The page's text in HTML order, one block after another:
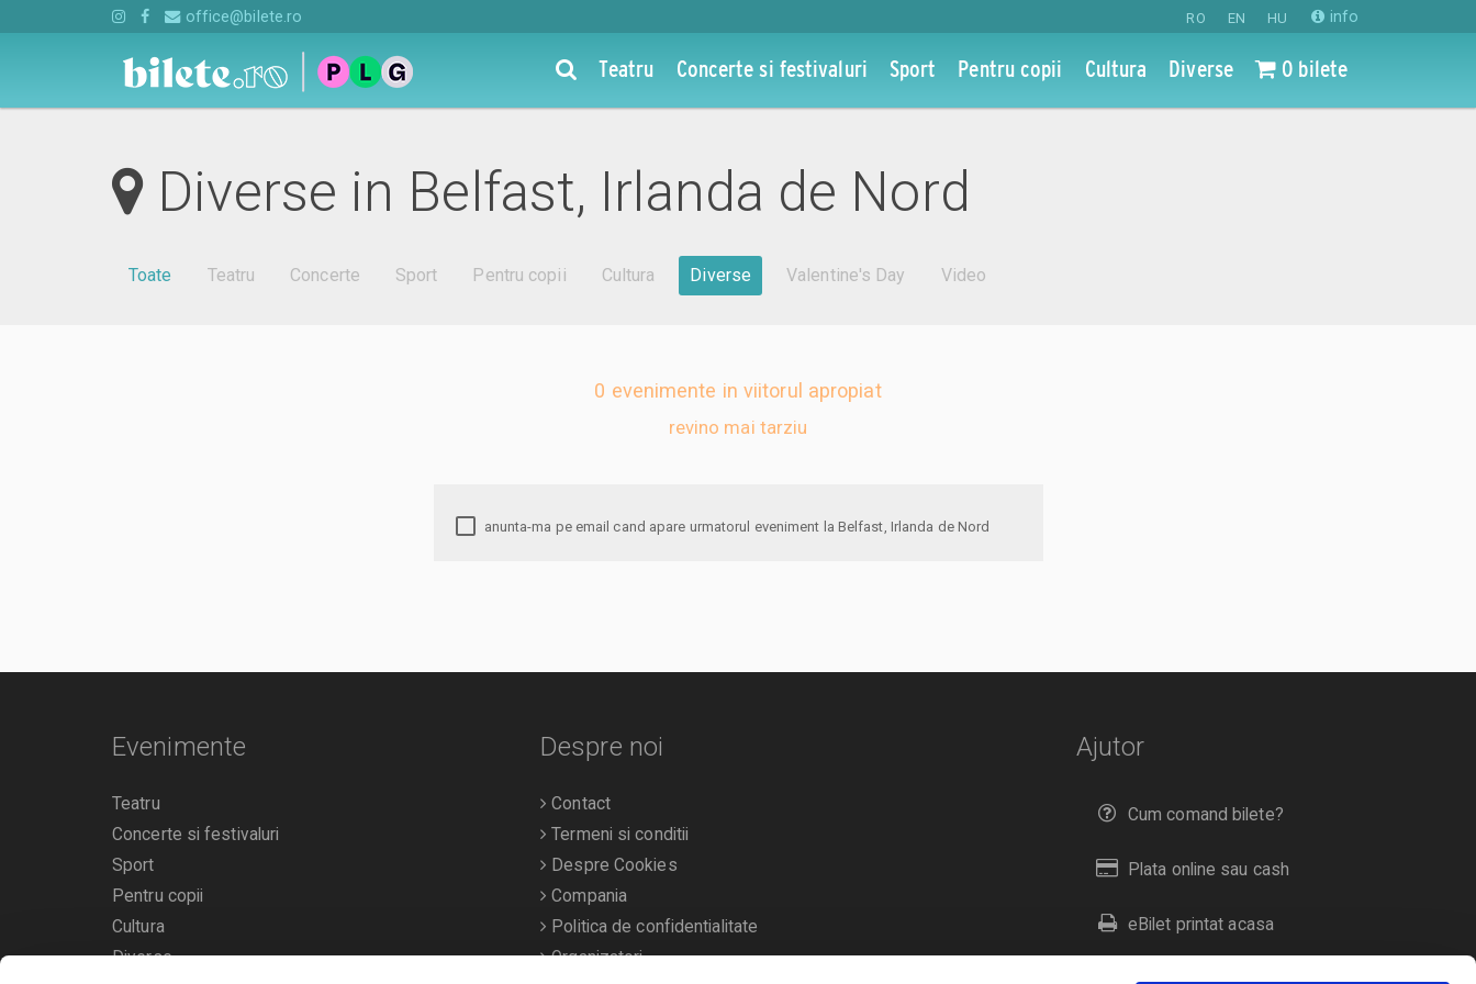
RO EN HU info
office@bilete.ro
Teatru Concerte si festivaluri Sport Pentru copii Cultura Diverse 0 bilete
Diverse in Belfast, Irlanda de Nord
Toate Teatru Concerte Sport Pentru copii Cultura Diverse Valentine's Day Video
0 evenimente in viitorul apropiat
revino mai tarziu
anunta-ma pe email cand apare urmatorul eveniment la Belfast, Irlanda de Nord
Ajutor
Cum comand bilete?
Plata online sau cash
eBilet printat acasa
Livrare prin curier
Evenimente
Teatru
Concerte si festivaluri
Sport
Pentru copii
Cultura
Diverse
Despre noi
Contact
Termeni si conditii
Despre Cookies
Compania
Politica de confidentialitate
Organizatori